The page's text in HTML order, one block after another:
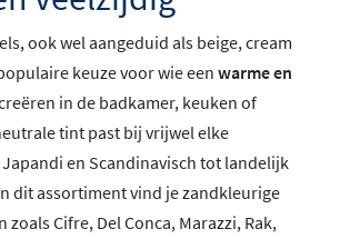
ook wel aangeduid als beige, cream
keuze voor wie een warme en
in de badkamer, keuken of
tint past bij vrijwel elke
en Scandinavisch tot landelijk
dit assortiment vind je zandkleurige
zoals Cifre, Del Conca, Marazzi, Rak,